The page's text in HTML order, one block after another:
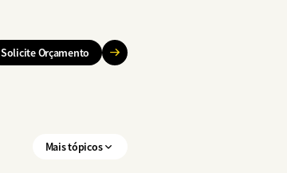
Solicite Orçamento
Mais tópicos